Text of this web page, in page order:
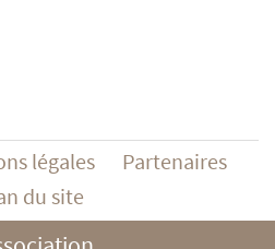
légales
Partenaires
du site